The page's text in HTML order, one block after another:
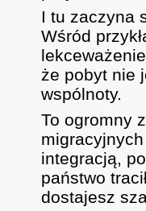
I tu zaczyna
Wśród
że pobyt nie
wspólnoty.
To ogromny
integracją,
państwo
dostajesz